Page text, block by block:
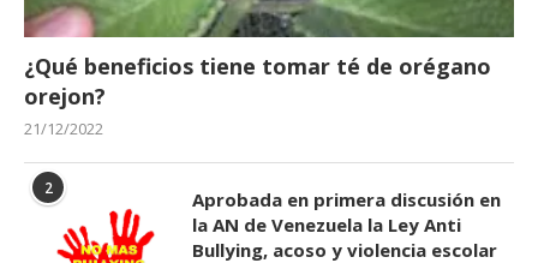
¿Qué beneficios tiene tomar té de orégano
orejon?
21/12/2022
2
Aprobada en primera discusión en
la AN de Venezuela la Ley Anti
Bullying, acoso y violencia escolar